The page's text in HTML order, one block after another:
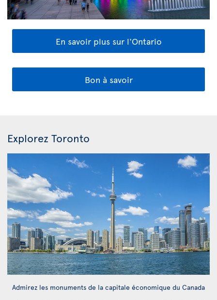
En savoir plus sur l'Ontario
Bon à savoir
Explorez Toronto
Admirez les monuments de la capitale économique du Canada